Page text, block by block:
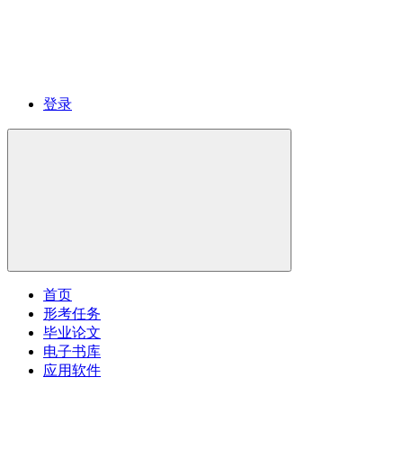
登录
首页
形考任务
毕业论文
电子书库
应用软件